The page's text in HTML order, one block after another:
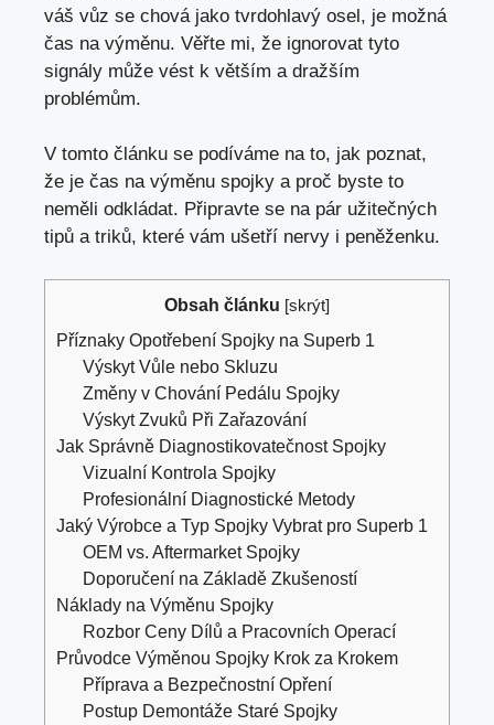
váš vůz se chová jako tvrdohlavý osel, je možná
čas na výměnu. Věřte mi, že ignorovat tyto
signály může vést k větším a dražším
problémům.
V tomto článku se podíváme nato, jak poznat,
že je čas na výměnu spojky a proč byste to
neměli odkládat. Připravte se na pár užitečných
tipů a triků, které vám ušetří nervy i peněženku.
Obsah článku [skrýt]
Příznaky Opotřebení Spojky na Superb 1
Výskyt Vůle nebo Skluzu
Změny v Chování Pedálu Spojky
Výskyt Zvuků Při Zařazování
Jak Správně Diagnostikovatečnost Spojky
Vizualní Kontrola Spojky
Profesionální Diagnostické Metody
Jaký Výrobce a Typ Spojky Vybrat pro Superb 1
OEM vs. Aftermarket Spojky
Doporučení na Základě Zkušeností
Náklady na Výměnu Spojky
Rozbor Ceny Dílů a Pracovních Operací
Průvodce Výměnou Spojky Krok za Krokem
Příprava a Bezpečnostní Opření
Postup Demontáže Staré Spojky